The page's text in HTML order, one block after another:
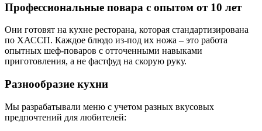
Профессиональные повара с опытом от 10 лет
Они готовят на кухне ресторана, которая стандартизирована
по ХАССП. Каждое блюдо из-под их ножа – это работа
опытных шеф-поваров с отточенными навыками
приготовления, а не фастфуд на скорую руку.
Разнообразие кухни
Мы разрабатывали меню с учетом разных вкусовых
предпочтений для любителей: